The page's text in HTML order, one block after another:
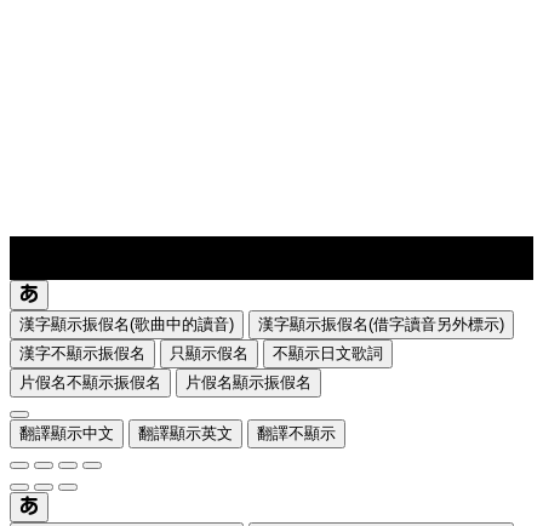
漢字顯示振假名(歌曲中的讀音)
漢字顯示振假名(借字讀音另外標示)
漢字不顯示振假名
只顯示假名
不顯示日文歌詞
片假名不顯示振假名
片假名顯示振假名
翻譯顯示中文 翻譯顯示英文 翻譯不顯示